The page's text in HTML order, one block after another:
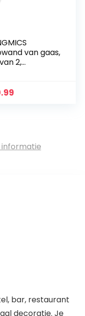
van gaas,
2,
informatie
bar, restaurant
decoratie. Je